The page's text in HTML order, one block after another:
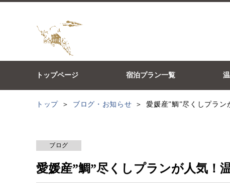
トップページ 宿泊プラン一覧
トップ ブログ・お知らせ 愛媛産”鯛”尽くしプラン
ブログ
愛媛産”鯛”尽くしプランが人気！